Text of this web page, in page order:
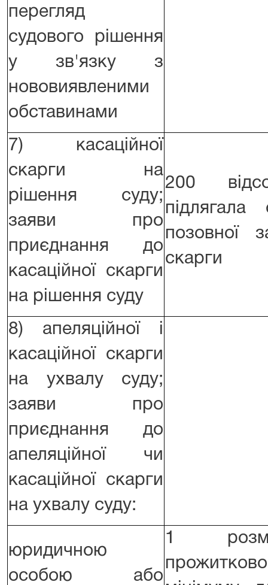
перегляд
судового рішення
у зв'язку з
нововиявленими
обставинами
7) касаційної
скарги на
рішення суду;
заяви про
приєднання до
касаційної скарги
на рішення суду
200
позовної
скарги
8) апеляційної і
касаційної скарги
на ухвалу суду;
заяви про
приєднання до
апеляційної чи
касаційної скарги
на ухвалу суду:
юридичною
особою або
1